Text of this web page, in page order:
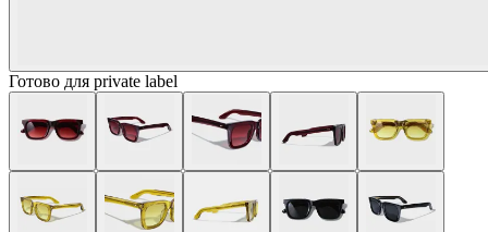
Готово для private label